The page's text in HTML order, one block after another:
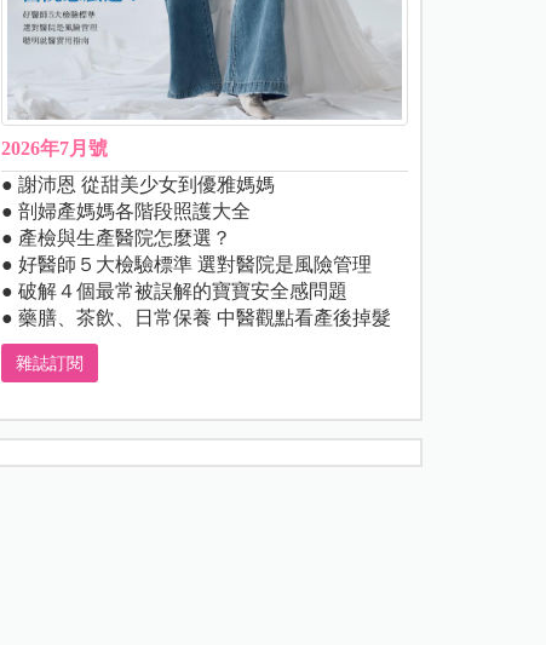
2026年7月號
● 謝沛恩 從甜美少女到優雅媽媽
● 剖婦產媽媽各階段照護大全
● 產檢與生產醫院怎麼選？
● 好醫師５大檢驗標準 選對醫院是風險管理
● 破解４個最常被誤解的寶寶安全感問題
● 藥膳、茶飲、日常保養 中醫觀點看產後掉髮
雜誌訂閱